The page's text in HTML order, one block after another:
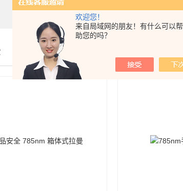
欢迎您！
来自局域网的朋友！有什么可以帮
助您的吗？